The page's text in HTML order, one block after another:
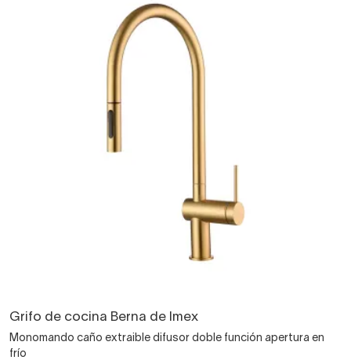
Grifo de cocina Berna de Imex
Monomando caño extraible difusor doble función apertura en
frío